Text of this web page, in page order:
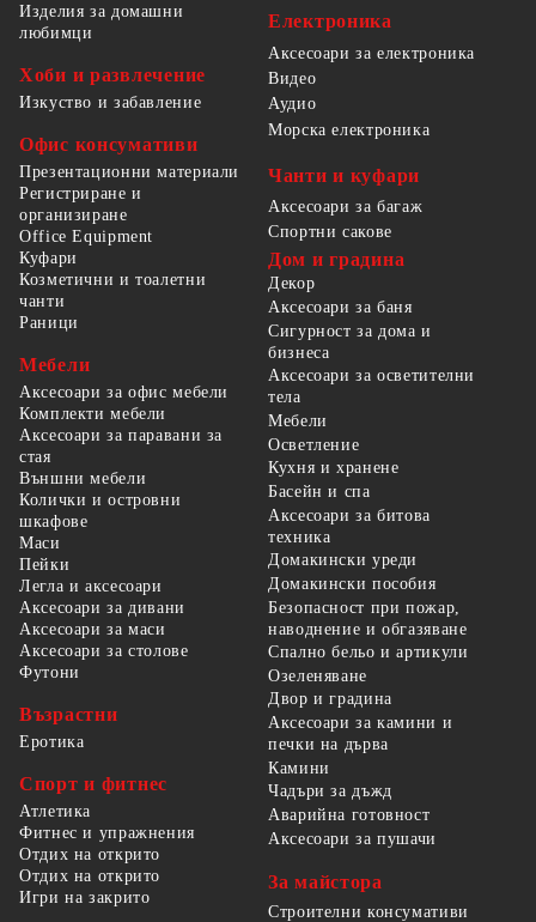
Изделия за домашни
любимци
Хоби и развлечение
Изкуство и забавление
Офис консумативи
Презентационни материали
Регистриране и
организиране
Office Equipment
Електроника
Аксесоари за електроника
Видео
Аудио
Морска електроника
Чанти и куфари
Аксесоари за багаж
Спортни сакове
Куфари
Козметични и тоалетни
чанти
Раници
Мебели
Аксесоари за офис мебели
Комплекти мебели
Аксесоари за паравани за
стая
Външни мебели
Колички и островни
шкафове
Маси
Пейки
Легла и аксесоари
Аксесоари за дивани
Аксесоари за маси
Аксесоари за столове
Футони
Възрастни
Еротика
Спорт и фитнес
Атлетика
Фитнес и упражнения
Отдих на открито
Отдих на открито
Игри на закрито
Дом и градина
Декор
Аксесоари за баня
Сигурност за дома и
бизнеса
Аксесоари за осветителни
тела
Мебели
Осветление
Кухня и хранене
Басейн и спа
Аксесоари за битова
техника
Домакински уреди
Домакински пособия
Безопасност при пожар,
наводнение и обгазяване
Спално бельо и артикули
Озеленяване
Двор и градина
Аксесоари за камини и
печки на дърва
Камини
Чадъри за дъжд
Аварийна готовност
Аксесоари за пушачи
За майстора
Строителни консумативи